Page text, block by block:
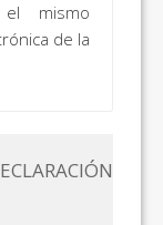
mismo
de la